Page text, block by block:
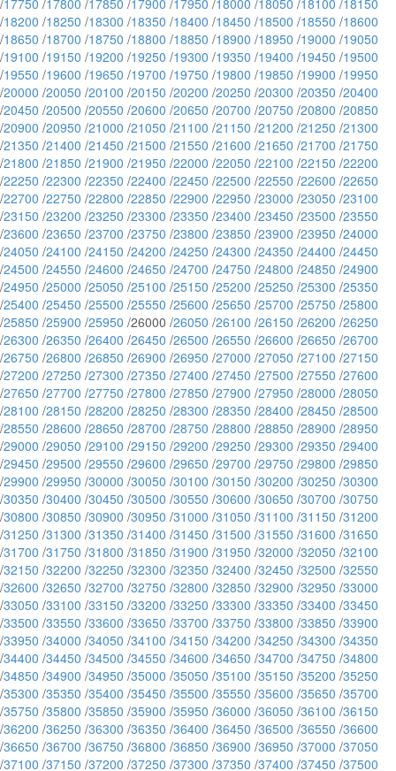
/17750 /17800 /17850 /17900 /17950 /18000 /18050 /18100 /18150
/18200 /18250 /18300 /18350 /18400 /18450 /18500 /18550 /18600
/18650 /18700 /18750 /18800 /18850 /18900 /18950 /19000 /19050
/19100 /19150 /19200 /19250 /19300 /19350 /19400 /19450 /19500
/19550 /19600 /19650 /19700 /19750 /19800 /19850 /19900 /19950
/20000 /20050 /20100 /20150 /20200 /20250 /20300 /20350 /20400
/20450 /20500 /20550 /20600 /20650 /20700 /20750 /20800 /20850
/20900 /20950 /21000 /21050 /21100 /21150 /21200 /21250 /21300
/21350 /21400 /21450 /21500 /21550 /21600 /21650 /21700 /21750
/21800 /21850 /21900 /21950 /22000 /22050 /22100 /22150 /22200
/22250 /22300 /22350 /22400 /22450 /22500 /22550 /22600 /22650
/22700 /22750 /22800 /22850 /22900 /22950 /23000 /23050 /23100
/23150 /23200 /23250 /23300 /23350 /23400 /23450 /23500 /23550
/23600 /23650 /23700 /23750 /23800 /23850 /23900 /23950 /24000
/24050 /24100 /24150 /24200 /24250 /24300 /24350 /24400 /24450
/24500 /24550 /24600 /24650 /24700 /24750 /24800 /24850 /24900
/24950 /25000 /25050 /25100 /25150 /25200 /25250 /25300 /25350
/25400 /25450 /25500 /25550 /25600 /25650 /25700 /25750 /25800
/25850 /25900 /25950 /26000 /26050 /26100 /26150 /26200 /26250
/26300 /26350 /26400 /26450 /26500 /26550 /26600 /26650 /26700
/26750 /26800 /26850 /26900 /26950 /27000 /27050 /27100 /27150
/27200 /27250 /27300 /27350 /27400 /27450 /27500 /27550 /27600
/27650 /27700 /27750 /27800 /27850 /27900 /27950 /28000 /28050
/28100 /28150 /28200 /28250 /28300 /28350 /28400 /28450 /28500
/28550 /28600 /28650 /28700 /28750 /28800 /28850 /28900 /28950
/29000 /29050 /29100 /29150 /29200 /29250 /29300 /29350 /29400
/29450 /29500 /29550 /29600 /29650 /29700 /29750 /29800 /29850
/29900 /29950 /30000 /30050 /30100 /30150 /30200 /30250 /30300
/30350 /30400 /30450 /30500 /30550 /30600 /30650 /30700 /30750
/30800 /30850 /30900 /30950 /31000 /31050 /31100 /31150 /31200
/31250 /31300 /31350 /31400 /31450 /31500 /31550 /31600 /31650
/31700 /31750 /31800 /31850 /31900 /31950 /32000 /32050 /32100
/32150 /32200 /32250 /32300 /32350 /32400 /32450 /32500 /32550
/32600 /32650 /32700 /32750 /32800 /32850 /32900 /32950 /33000
/33050 /33100 /33150 /33200 /33250 /33300 /33350 /33400 /33450
/33500 /33550 /33600 /33650 /33700 /33750 /33800 /33850 /33900
/33950 /34000 /34050 /34100 /34150 /34200 /34250 /34300 /34350
/34400 /34450 /34500 /34550 /34600 /34650 /34700 /34750 /34800
/34850 /34900 /34950 /35000 /35050 /35100 /35150 /35200 /35250
/35300 /35350 /35400 /35450 /35500 /35550 /35600 /35650 /35700
/35750 /35800 /35850 /35900 /35950 /36000 /36050 /36100 /36150
/36200 /36250 /36300 /36350 /36400 /36450 /36500 /36550 /36600
/36650 /36700 /36750 /36800 /36850 /36900 /36950 /37000 /37050
/37100 /37150 /37200 /37250 /37300 /37350 /37400 /37450 /37500